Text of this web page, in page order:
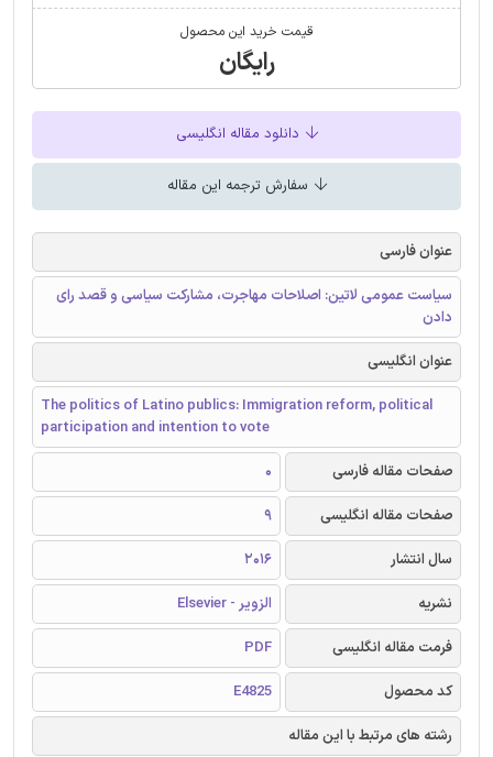
قیمت خرید این محصول
رایگان
دانلود مقاله انگلیسی
سفارش ترجمه این مقاله
عنوان فارسی
سیاست عمومی لاتین: اصلاحات مهاجرت، مشارکت سیاسی و قصد رای
دادن
عنوان انگلیسی
The politics of Latino publics: Immigration reform, political
participation and intention to vote
صفحات مقاله فارسی
0
صفحات مقاله انگلیسی
9
سال انتشار
2016
نشریه
الزویر - Elsevier
فرمت مقاله انگلیسی
PDF
کد محصول
E4825
رشته های مرتبط با این مقاله